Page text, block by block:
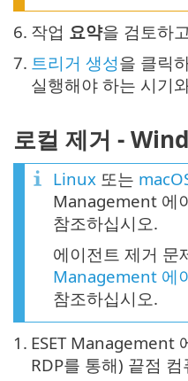
6. 작업 요약을 검토하
7. 트리거 생성을 클릭
실행해야 하는 시기
로컬 제거 -
Linux 또는
Management 에
참조하십시오.
에이전트 제거 문
Management 에
참조하십시오.
1. ESET Management
RDP를 통해) 끝점